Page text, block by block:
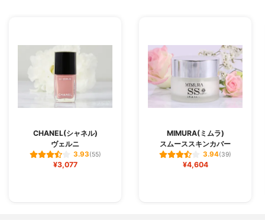
CHANEL(シャネル)
ヴェルニ
3.93(55)
¥3,077
MIMURA(ミムラ)
スムーススキンカバー
3.94(39)
¥4,604